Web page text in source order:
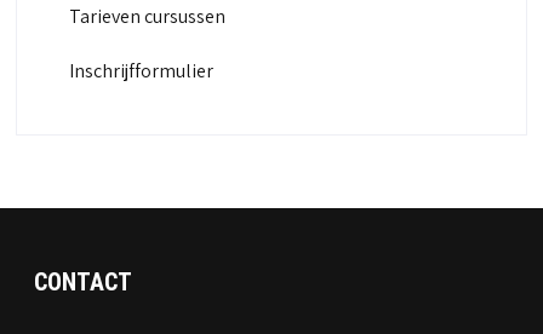
Tarieven cursussen
Inschrijfformulier
CONTACT